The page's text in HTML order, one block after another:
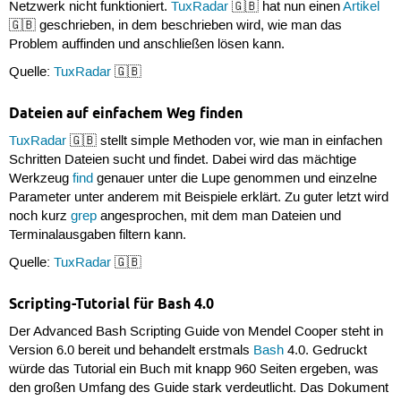
Netzwerk nicht funktioniert. TuxRadar🇬🇧 hat nun einenArtikel
🇬🇧 geschrieben, in dem beschrieben wird, wie man das
Problem auffinden und anschließen lösen kann.
Quelle: TuxRadar🇬🇧
Dateien auf einfachem Weg finden
TuxRadar🇬🇧 stellt simple Methoden vor, wie man in einfachen
Schritten Dateien sucht und findet. Dabei wird das mächtige
Werkzeug findgenauer unter die Lupe genommen und einzelne
Parameter unter anderem mit Beispiele erklärt. Zu guter letzt wird
noch kurz grepangesprochen, mit dem man Dateien und
Terminalausgaben filtern kann.
Quelle: TuxRadar🇬🇧
Scripting-Tutorial für Bash 4.0
Der Advanced Bash Scripting Guide von Mendel Cooper steht in
Version 6.0 bereit und behandelt erstmals Bash4.0. Gedruckt
würde das Tutorial ein Buch mit knapp 960 Seiten ergeben, was
den großen Umfang des Guide stark verdeutlicht. Das Dokument